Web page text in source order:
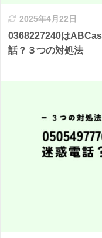
2025年4月22日
0368227240は
話？３つの対処法